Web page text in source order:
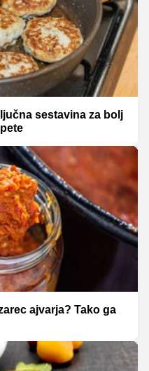
sestavina za bolj
ajvarja? Tako ga